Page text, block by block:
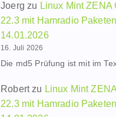
Joerg zu Linux Mint ZENA
22.3 mit Hamradio
14.01.2026
16. Juli 2026
Die md5 Prüfung ist mit im
Robertzu Linux Mint
22.3 mit Hamradio